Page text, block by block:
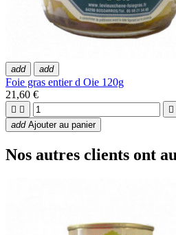
add add
Foie gras entier d Oie 120g
21,60 €
  
add Ajouter au panier
Nos autres clients ont